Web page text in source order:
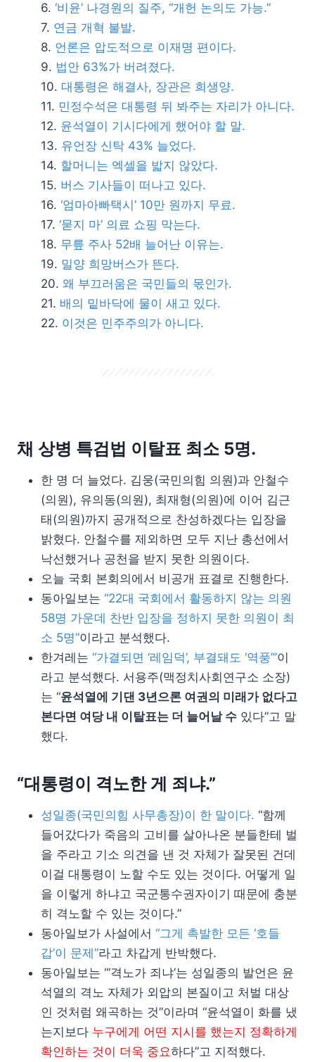
‘비윤’ 나경원의 질주, “개헌 논의도 가능.”
연금 개혁 불발.
언론은 압도적으로 이재명 편이다.
법안 63%가 버려졌다.
대통령은 해결사, 장관은 희생양.
민정수석은 대통령 뒤 봐주는 자리가 아니다.
윤석열이 기시다에게 했어야 할 말.
유언장 신탁 43% 늘었다.
할머니는 엑셀을 밟지 않았다.
버스 기사들이 떠나고 있다.
‘엄마아빠택시’ 10만 원까지 무료.
‘묻지 마’ 의료 쇼핑 막는다.
무릎 주사 52배 늘어난 이유는.
밀양 희망버스가 뜬다.
왜 부끄러움은 국민들의 몫인가.
배의 밑바닥에 물이 새고 있다.
이것은 민주주의가 아니다.
채 상병 특검법 이탈표 최소 5명.
한 명 더 늘었다. 김웅(국민의힘 의원)과 안철수
(의원), 유의동(의원), 최재형(의원)에 이어 김근
태(의원)까지 공개적으로 찬성하겠다는 입장을
밝혔다. 안철수를 제외하면 모두 지난 총선에서
낙선했거나 공천을 받지 못한 의원이다.
오늘 국회 본회의에서 비공개 표결로 진행한다.
동아일보는 “22대 국회에서 활동하지 않는 의원
58명 가운데 찬반 입장을 정하지 못한 의원이 최
소 5명”이라고 분석했다.
한겨레는 “가결되면 ‘레임덕’, 부결돼도 ‘역풍’”이
라고 분석했다. 서용주(맥정치사회연구소 소장)
는 “윤석열에 기댄 3년으론 여권의 미래가 없다고
본다면 여당 내 이탈표는 더 늘어날 수 있다”고 말
했다.
“대통령이 격노한 게 죄냐.”
성일종(국민의힘 사무총장)이 한 말이다. “함께
들어갔다가 죽음의 고비를 살아나온 분들한테 벌
을 주라고 기소 의견을 낸 것 자체가 잘못된 건데
이걸 대통령이 노할 수도 있는 것이다. 어떻게 일
을 이렇게 하냐고 국군통수권자이기 때문에 충분
히 격노할 수 있는 것이다.”
동아일보가 사설에서 “그게 촉발한 모든 ‘호들
갑’이 문제”라고 차갑게 반박했다.
동아일보는 “‘격노가 죄냐’는 성일종의 발언은 윤
석열의 격노 자체가 외압의 본질이고 처벌 대상
인 것처럼 왜곡하는 것”이라며 “윤석열이 화를 냈
는지보다 누구에게 어떤 지시를 했는지 정확하게
확인하는 것이 더욱 중요하다”고 지적했다.